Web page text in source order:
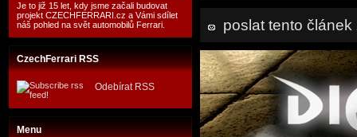
Je to již 15 let, kdy jsme začali budovat
projekt CZECHFERRARI.cz a Vámi sdílet
náš pohled na svět automobilů Ferrari.
CzechFerrari RSS
Odebírat RSS
Menu
poslat tento